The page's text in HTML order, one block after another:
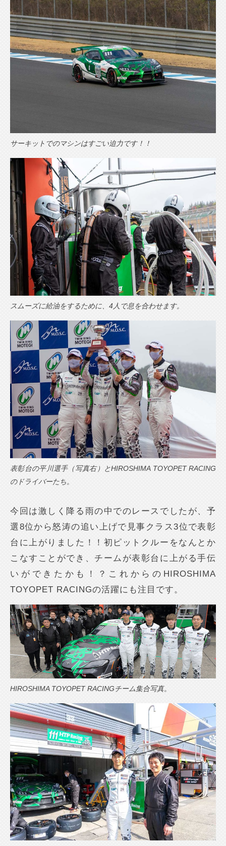
サーキットでのマシンはすごい迫力です！！
スムーズに給油をするために、4人で息を合わせます。
表彰台の平川選手（写真右）とHIROSHIMA TOYOPET RACING
のドライバーたち。
今回は激しく降る雨の中でのレースでしたが、予
選8位から怒涛の追い上げで見事クラス3位で表彰
台に上がりました！！初ピットクルーをなんとか
こなすことができ、チームが表彰台に上がる手伝
いができたかも！？これからのHIROSHIMA
TOYOPET RACINGの活躍にも注目です。
HIROSHIMA TOYOPET RACINGチーム集合写真。